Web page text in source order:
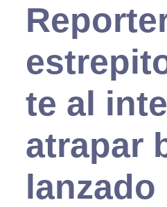
te al
atrapar
lanzado